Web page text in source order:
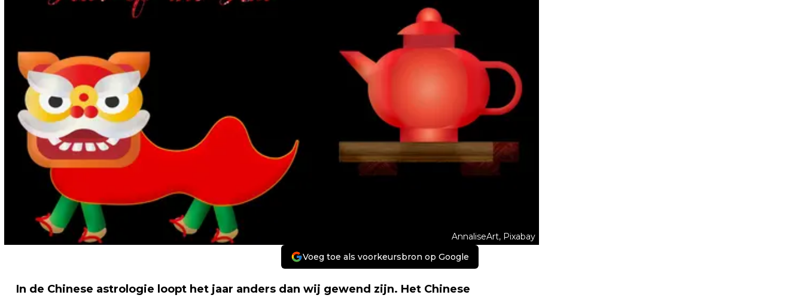
AnnaliseArt, Pixabay
Voeg toe als voorkeursbron op Google
In de Chinese astrologie loopt het jaar anders dan wij gewend zijn. Het Chinese